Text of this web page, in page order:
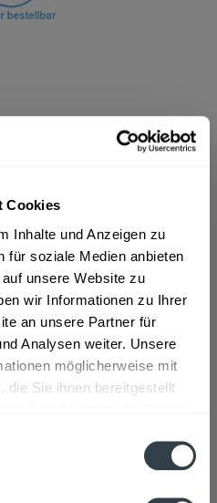
Cookies
Inhalte und Anzeigen zu
für soziale Medien anbieten
unsere Website zu
wir Informationen zu Ihrer
an unsere Partner für
Analysen weiter. Unsere
möglicherweise mit
die Sie ihnen bereitgestellt